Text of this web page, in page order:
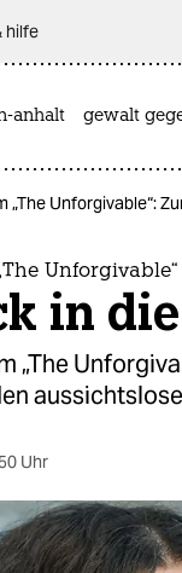
hilfe
anhalt gewalt
„The Unforgivable“:
Unforgivable“
in
„The
Uhr